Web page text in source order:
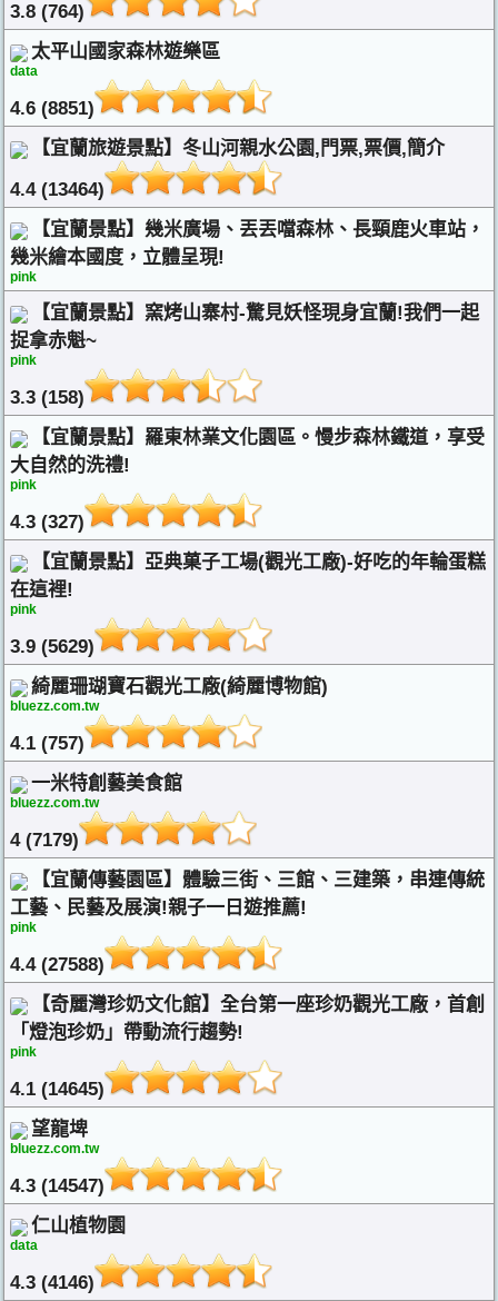
3.8 (764)
太平山國家森林遊樂區
data
4.6 (8851)
【宜蘭旅遊景點】冬山河親水公園,門票,票價,簡介
4.4 (13464)
【宜蘭景點】幾米廣場、丟丟噹森林、長頸鹿火車站，
幾米繪本國度，立體呈現!
pink
【宜蘭景點】窯烤山寨村-驚見妖怪現身宜蘭!我們一起
捉拿赤魁~
pink
3.3 (158)
【宜蘭景點】羅東林業文化園區。慢步森林鐵道，享受
大自然的洗禮!
pink
4.3 (327)
【宜蘭景點】亞典菓子工場(觀光工廠)-好吃的年輪蛋糕
在這裡!
pink
3.9 (5629)
綺麗珊瑚寶石觀光工廠(綺麗博物館)
bluezz.com.tw
4.1 (757)
一米特創藝美食館
bluezz.com.tw
4 (7179)
【宜蘭傳藝園區】體驗三街、三館、三建築，串連傳統
工藝、民藝及展演!親子一日遊推薦!
pink
4.4 (27588)
【奇麗灣珍奶文化館】全台第一座珍奶觀光工廠，首創
「燈泡珍奶」帶動流行趨勢!
pink
4.1 (14645)
望龍埤
bluezz.com.tw
4.3 (14547)
仁山植物園
data
4.3 (4146)